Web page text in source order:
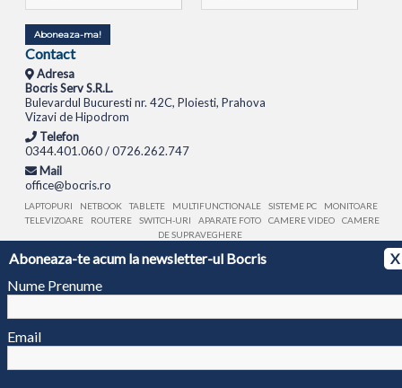
Aboneaza-te acum la newsletter-ul Bocris
X
Nume Prenume
Email
Aboneaza-ma!
Contact
Adresa
Bocris Serv S.R.L.
Bulevardul Bucuresti nr. 42C, Ploiesti, Prahova
Vizavi de Hipodrom
Telefon
0344.401.060 / 0726.262.747
Mail
office@bocris.ro
LAPTOPURI NETBOOK TABLETE MULTIFUNCTIONALE SISTEME PC
MONITOARE
TELEVIZOARE
ROUTERE SWITCH-URI APARATE FOTO CAMERE VIDEO
CAMERE
DE SUPRAVEGHERE